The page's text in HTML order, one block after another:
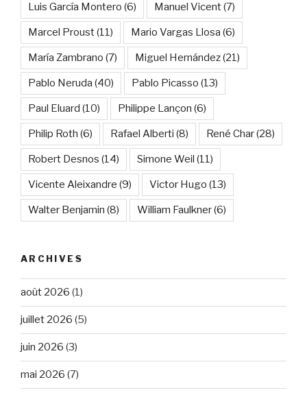
Luis García Montero (6) Manuel Vicent(7)
Marcel Proust(11) Mario Vargas Llosa (6)
María Zambrano (7) Miguel Hernández(21)
Pablo Neruda (40) Pablo Picasso (13)
Paul Eluard (10) Philippe Lançon (6)
Philip Roth (6) Rafael Alberti (8) René Char(28)
Robert Desnos (14) Simone Weil (11)
Vicente Aleixandre (9) Victor Hugo (13)
Walter Benjamin (8) William Faulkner(6)
ARCHIVES
août 2026 (1)
juillet 2026 (5)
juin 2026 (3)
mai 2026 (7)